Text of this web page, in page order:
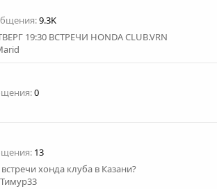
9.3K
19:30 ВСТРЕЧИ HONDA CLUB.VRN
0
13
хонда клуба в Казани?
Тимур33